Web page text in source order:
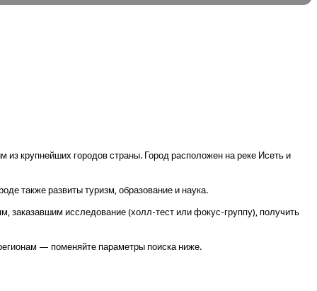
крупнейших городов страны. Город расположен на реке Исеть и
также развиты туризм, образование и наука.
заказавшим исследование (холл-тест или фокус-группу), получить
— поменяйте параметры поиска ниже.